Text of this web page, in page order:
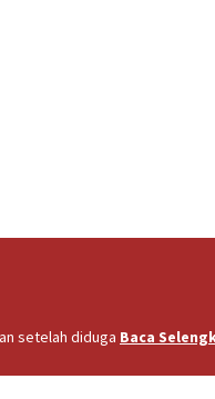
setelah diduga Baca